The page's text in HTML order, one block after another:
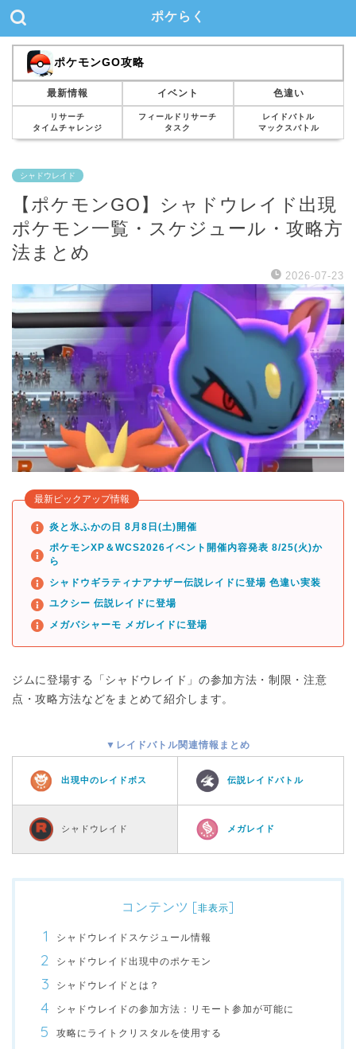
ポケらく
ポケモンGO攻略
最新情報 イベント 色違い
リサーチ
タイムチャレンジ
フィールドリサーチ
タスク
レイドバトル
マックスバトル
シャドウレイド
【ポケモンGO】シャドウレイド出現
ポケモン一覧・スケジュール・攻略方
法まとめ
2026-07-23
最新ピックアップ情報
炎と氷ふかの日 8月8日(土)開催
ポケモンXP＆WCS2026イベント開催内容発表 8/25(火)か
ら
シャドウギラティナアナザー伝説レイドに登場 色違い実装
ユクシー 伝説レイドに登場
メガバシャーモ メガレイドに登場
ジムに登場する「シャドウレイド」の参加方法・制限・注意
点・攻略方法などをまとめて紹介します。
▼レイドバトル関連情報まとめ
出現中のレイドボス 伝説レイドバトル
シャドウレイド メガレイド
コンテンツ [非表示]
シャドウレイドスケジュール情報
シャドウレイド出現中のポケモン
シャドウレイドとは？
シャドウレイドの参加方法：リモート参加が可能に
攻略にライトクリスタルを使用する